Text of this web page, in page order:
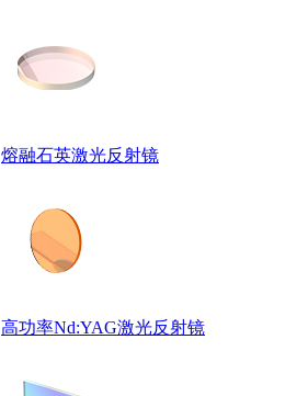
熔融石英激光反射镜
高功率Nd:YAG激光反射镜